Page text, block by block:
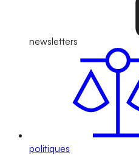
newsletters
politiques